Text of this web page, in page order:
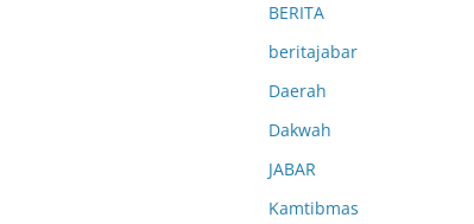
BERITA
beritajabar
Daerah
Dakwah
JABAR
Kamtibmas